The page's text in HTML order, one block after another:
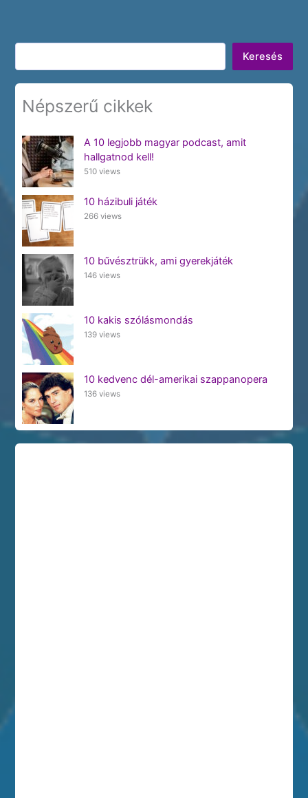
Keresés
Keresés
Népszerű cikkek
A 10 legjobb magyar podcast, amit
hallgatnod kell!
510 views
10 házibuli játék
266 views
10 bűvésztrükk, ami gyerekjáték
146 views
10 kakis szólásmondás
139 views
10 kedvenc dél-amerikai szappanopera
136 views